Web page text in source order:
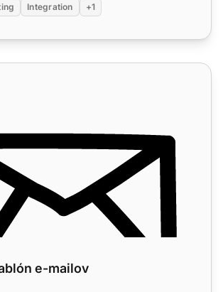
Integration +1
mailov
e-mailov